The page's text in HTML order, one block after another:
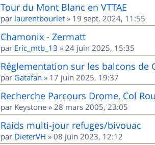
Tour du Mont Blanc en VTTAE
par laurentbourlet » 19 sept. 2024, 11:55
Chamonix - Zermatt
par Eric_mtb_13 » 24 juin 2025, 15:35
Réglementation sur les balcons de
par Gatafan » 17 juin 2025, 19:37
Recherche Parcours Drome, Col
par Keystone » 28 mars 2005, 23:05
Raids multi-jour refuges/bivouac
par DieterVH » 08 juin 2023, 12:12